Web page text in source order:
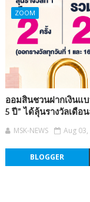
ZOOM
ออมสินชวนฝากเงินแ
5 ปี” ได้ลุ้นรางวัลเดือ
MSK-NEWS Aug
BLOGGER